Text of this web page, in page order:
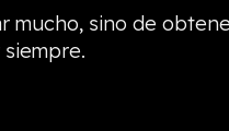
mucho, sino de